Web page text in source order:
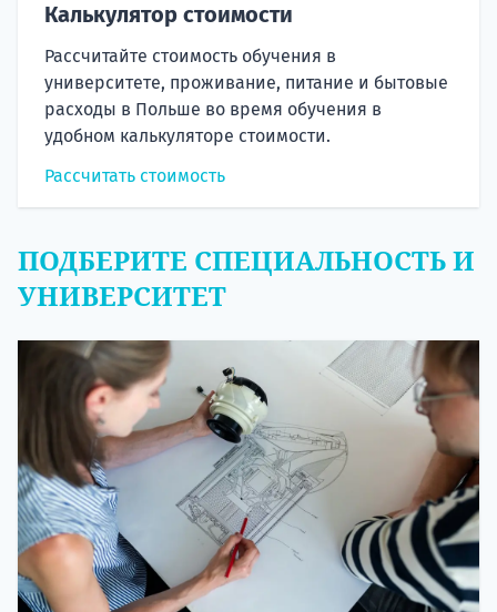
Калькулятор стоимости
Рассчитайте стоимость обучения в
университете, проживание, питание и бытовые
расходы в Польше во время обучения в
удобном калькуляторе стоимости.
Рассчитать стоимость
ПОДБЕРИТЕ СПЕЦИАЛЬНОСТЬ И
УНИВЕРСИТЕТ